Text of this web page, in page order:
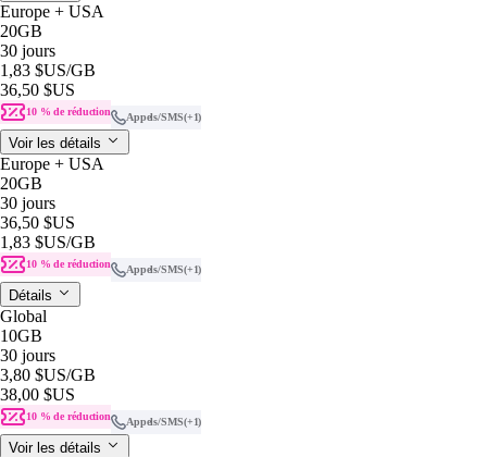
Europe + USA
20GB
30 jours
1,83 $US/GB
36,50 $US
10 % de réduction Appels/SMS(+1)
Voir les détails
Europe + USA
20GB
30 jours
36,50 $US
1,83 $US/GB
10 % de réduction Appels/SMS(+1)
Détails
Global
10GB
30 jours
3,80 $US/GB
38,00 $US
10 % de réduction Appels/SMS(+1)
Voir les détails